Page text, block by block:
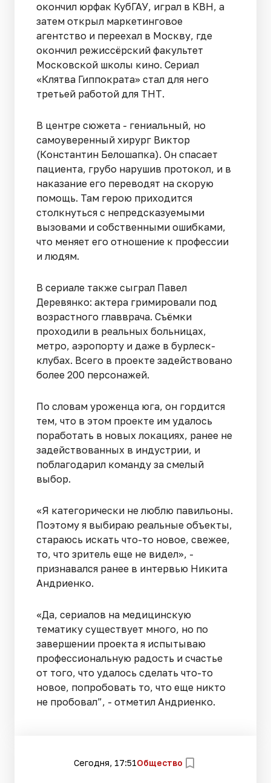
окончил юрфак КубГАУ, играл в КВН, а
затем открыл маркетинговое
агентство и переехал в Москву, где
окончил режиссёрский факультет
Московской школы кино. Сериал
«Клятва Гиппократа» стал для него
третьей работой для ТНТ.
В центре сюжета - гениальный, но
самоуверенный хирург Виктор
(Константин Белошапка). Он спасает
пациента, грубо нарушив протокол, и в
наказание его переводят на скорую
помощь. Там герою приходится
столкнуться с непредсказуемыми
вызовами и собственными ошибками,
что меняет его отношение к профессии
и людям.
В сериале также сыграл Павел
Деревянко: актера гримировали под
возрастного главврача. Съёмки
проходили в реальных больницах,
метро, аэропорту и даже в бурлеск-
клубах. Всего в проекте задействовано
более 200 персонажей.
По словам уроженца юга, он гордится
тем, что в этом проекте им удалось
поработать в новых локациях, ранее не
задействованных в индустрии, и
поблагодарил команду за смелый
выбор.
«Я категорически не люблю павильоны.
Поэтому я выбираю реальные объекты,
стараюсь искать что-то новое, свежее,
то, что зритель еще не видел», -
признавался ранее в интервью Никита
Андриенко.
«Да, сериалов на медицинскую
тематику существует много, но по
завершении проекта я испытываю
профессиональную радость и счастье
от того, что удалось сделать что-то
новое, попробовать то, что еще никто
не пробовал”, - отметил Андриенко.
Сегодня, 17:51Общество